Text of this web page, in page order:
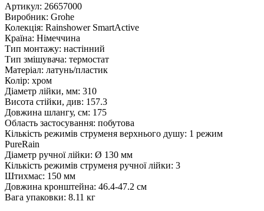
Артикул: 26657000
Виробник: Grohe
Колекція: Rainshower SmartActive
Країна: Німеччина
Тип монтажу: настінний
Тип змішувача: термостат
Матеріал: латунь/пластик
Колір: хром
Діаметр лійки, мм: 310
Висота стійки, див: 157.3
Довжина шлангу, см: 175
Область застосування: побутова
Кількість режимів струменя верхнього душу: 1 режим
PureRain
Діаметр ручної лійки: Ø 130 мм
Кількість режимів струменя ручної лійки: 3
Штихмас: 150 мм
Довжина кронштейна: 46.4-47.2 см
Вага упаковки: 8.11 кг